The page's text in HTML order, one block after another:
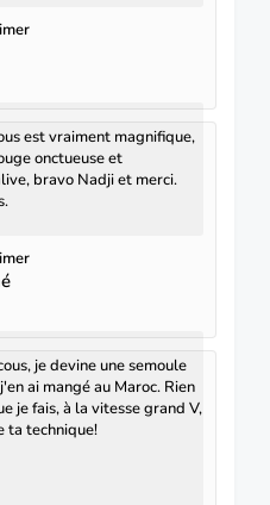
est vraiment magnifique,
onctueuse et
bravo Nadji et merci.
je devine une semoule
ai mangé au Maroc. Rien
je fais, à la vitesse grand V,
ta technique!